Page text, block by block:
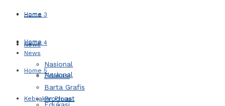
Home 3
Home 4
Home 5
Kebijakan Privasi
Home
News
Nasional
Home
News
Nasional
Edukasi
Barta Grafis
Prodcast